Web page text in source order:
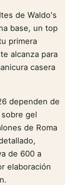
de Waldo's
base, un top
primera
alcanza para
casera
dependen de
gel
de Roma
de 600 a
elaboración